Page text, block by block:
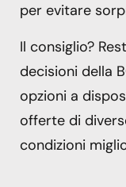
per evitare
Il consiglio?
decisioni della
opzioni a
offerte di
condizioni